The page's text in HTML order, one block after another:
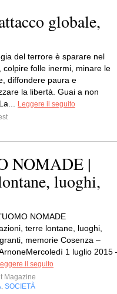
globale,
del terrore è sparare nel
colpire folle inermi, minare le
diffondere paura e
la libertà. Guai a non
Leggere il seguito
NOMADE |
luoghi,
NOMADE
terre lontane, luoghi,
memorie Cosenza –
1 luglio 2015
il seguito
Magazine
SOCIETÀ